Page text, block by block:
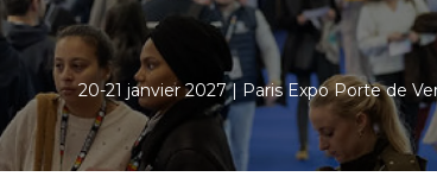
20-21 janvier 2027 | Paris Expo Porte de